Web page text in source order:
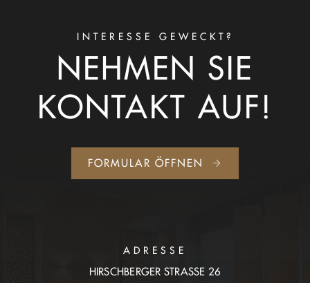
INTERESSE GEWECKT?
NEHMEN SIE
KONTAKT AUF!
FORMULAR ÖFFNEN
ADRESSE
HIRSCHBERGER STRASSE 26